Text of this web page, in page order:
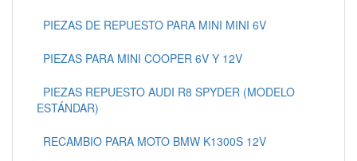
PIEZAS DE REPUESTO PARA MINI MINI 6V
PIEZAS PARA MINI COOPER 6V Y 12V
PIEZAS REPUESTO AUDI R8 SPYDER (MODELO
ESTÁNDAR)
RECAMBIO PARA MOTO BMW K1300S 12V